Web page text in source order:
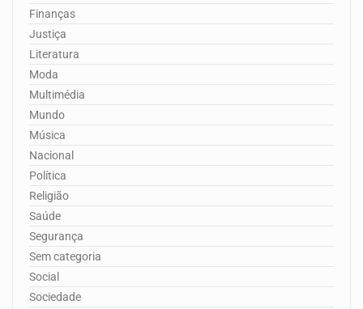
Finanças
Justiça
Literatura
Moda
Multimédia
Mundo
Música
Nacional
Política
Religião
Saúde
Segurança
Sem categoria
Social
Sociedade